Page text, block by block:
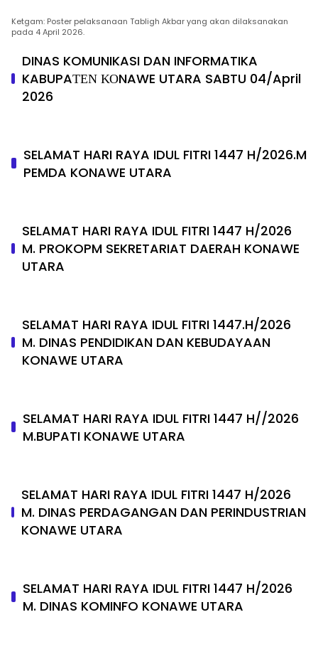
Ketgam: Poster pelaksanaan Tabligh Akbar yang akan dilaksanakan
pada 4 April 2026.
DINAS KOMUNIKASI DAN INFORMATIKA
KABUPAΤΕΝ ΚΟNAWE UTARA SABTU 04/April
2026
SELAMAT HARI RAYA IDUL FITRI 1447 H/2026.M
PEMDA KONAWE UTARA
SELAMAT HARI RAYA IDUL FITRI 1447 H/2026
M. PROKOPM SEKRETARIAT DAERAH KONAWE
UTARA
SELAMAT HARI RAYA IDUL FITRI 1447.H/2026
M. DINAS PENDIDIKAN DAN KEBUDAYAAN
KONAWE UTARA
SELAMAT HARI RAYA IDUL FITRI 1447 H//2026
M.BUPATI KONAWE UTARA
SELAMAT HARI RAYA IDUL FITRI 1447 H/2026
M. DINAS PERDAGANGAN DAN PERINDUSTRIAN
KONAWE UTARA
SELAMAT HARI RAYA IDUL FITRI 1447 H/2026
M. DINAS KOMINFO KONAWE UTARA